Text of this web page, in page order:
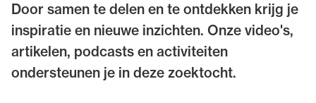
Door samen te delen en te ontdekken krijg je
inspiratie en nieuwe inzichten. Onze video's,
artikelen, podcasts en activiteiten
ondersteunen je in deze zoektocht.